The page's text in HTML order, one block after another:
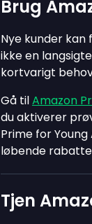
Brug
Nye kunder
ikke en
kortvarigt
Gå tilAmazon
du aktiverer
Prime for
løbende
Tjen